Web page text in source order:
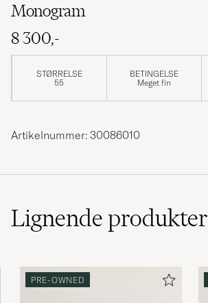
Monogram
8 300,-
STØRRELSE
55
BETINGELSE
Meget fin
Artikelnummer: 30086010
Lignendeprodukter
PRE-OWNED